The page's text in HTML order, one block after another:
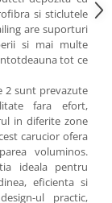
si sticlutele
are suporturi
si mai multe
tot ce
2 sunt prevazute
fara efort,
in diferite zone
carucior ofera
voluminos.
ideala pentru
eficienta si
ul practic,